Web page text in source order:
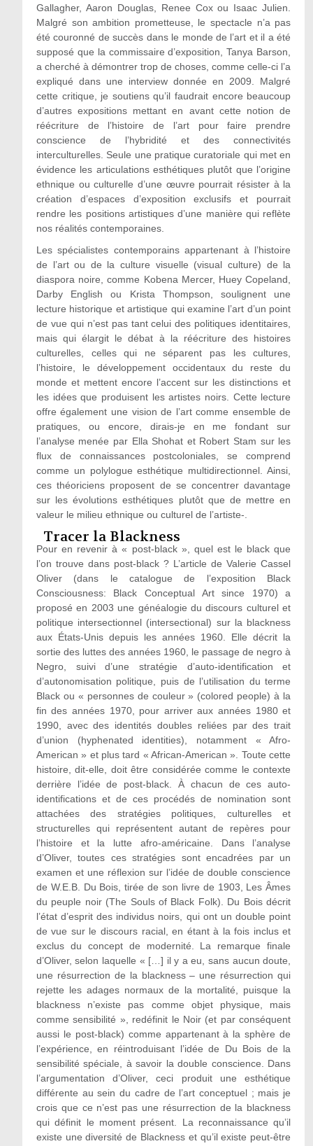
Gallagher, Aaron Douglas, Renee Cox ou Isaac Julien.
Malgré son ambition prometteuse, le spectacle n’a pas
été couronné de succès dans le monde de l’art et il a été
supposé que la commissaire d’exposition, Tanya Barson,
a cherché à démontrer trop de choses, comme celle-ci l’a
expliqué dans une interview donnée en 2009. Malgré
cette critique, je soutiens qu’il faudrait encore beaucoup
d’autres expositions mettant en avant cette notion de
réécriture de l’histoire de l’art pour faire prendre
conscience de l’hybridité et des connectivités
interculturelles. Seule une pratique curatoriale qui met en
évidence les articulations esthétiques plutôt que l’origine
ethnique ou culturelle d’une œuvre pourrait résister à la
création d’espaces d’exposition exclusifs et pourrait
rendre les positions artistiques d’une manière qui reflète
nos réalités contemporaines.
Les spécialistes contemporains appartenant à l’histoire
de l’art ou de la culture visuelle (visual culture) de la
diaspora noire, comme Kobena Mercer, Huey Copeland,
Darby English ou Krista Thompson, soulignent une
lecture historique et artistique qui examine l’art d’un point
de vue qui n’est pas tant celui des politiques identitaires,
mais qui élargit le débat à la réécriture des histoires
culturelles, celles qui ne séparent pas les cultures,
l’histoire, le développement occidentaux du reste du
monde et mettent encore l’accent sur les distinctions et
les idées que produisent les artistes noirs. Cette lecture
offre également une vision de l’art comme ensemble de
pratiques, ou encore, dirais-je en me fondant sur
l’analyse menée par Ella Shohat et Robert Stam sur les
flux de connaissances postcoloniales, se comprend
comme un polylogue esthétique multidirectionnel. Ainsi,
ces théoriciens proposent de se concentrer davantage
sur les évolutions esthétiques plutôt que de mettre en
valeur le milieu ethnique ou culturel de l’artiste-.
Tracer la Blackness
Pour en revenir à « post-black », quel est le black que
l’on trouve dans post-black ? L’article de Valerie Cassel
Oliver (dans le catalogue de l’exposition Black
Consciousness: Black Conceptual Art since 1970) a
proposé en 2003 une généalogie du discours culturel et
politique intersectionnel (intersectional) sur la blackness
aux États-Unis depuis les années 1960. Elle décrit la
sortie des luttes des années 1960, le passage de negro à
Negro, suivi d’une stratégie d’auto-identification et
d’autonomisation politique, puis de l’utilisation du terme
Black ou « personnes de couleur » (colored people) à la
fin des années 1970, pour arriver aux années 1980 et
1990, avec des identités doubles reliées par des trait
d’union (hyphenated identities), notamment « Afro-
American » et plus tard « African-American ». Toute cette
histoire, dit-elle, doit être considérée comme le contexte
derrière l’idée de post‑black. À chacun de ces auto-
identifications et de ces procédés de nomination sont
attachées des stratégies politiques, culturelles et
structurelles qui représentent autant de repères pour
l’histoire et la lutte afro-américaine. Dans l’analyse
d’Oliver, toutes ces stratégies sont encadrées par un
examen et une réflexion sur l’idée de double conscience
de W.E.B. Du Bois, tirée de son livre de 1903, Les Âmes
du peuple noir (The Souls of Black Folk). Du Bois décrit
l’état d’esprit des individus noirs, qui ont un double point
de vue sur le discours racial, en étant à la fois inclus et
exclus du concept de modernité. La remarque finale
d’Oliver, selon laquelle « […] il y a eu, sans aucun doute,
une résurrection de la blackness – une résurrection qui
rejette les adages normaux de la mortalité, puisque la
blackness n’existe pas comme objet physique, mais
comme sensibilité », redéfinit le Noir (et par conséquent
aussi le post‑black) comme appartenant à la sphère de
l’expérience, en réintroduisant l’idée de Du Bois de la
sensibilité spéciale, à savoir la double conscience. Dans
l’argumentation d’Oliver, ceci produit une esthétique
différente au sein du cadre de l’art conceptuel ; mais je
crois que ce n’est pas une résurrection de la blackness
qui définit le moment présent. La reconnaissance qu’il
existe une diversité de Blackness et qu’il existe peut-être